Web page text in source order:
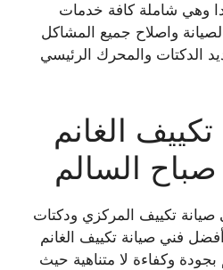
وهي شاملة كافة خدمات
واصلاح جميع المشاكل
الدكتات والمحرك الرئيسي
الغانم
السالم
تكييف المركزي ودكتات
فني صيانة تكييف الغانم
وكفاءة لا متناهية حيث